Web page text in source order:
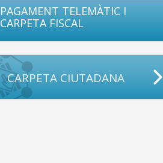
PAGAMENT TELEMÀTIC I
CARPETA FISCAL
CARPETA CIUTADANA